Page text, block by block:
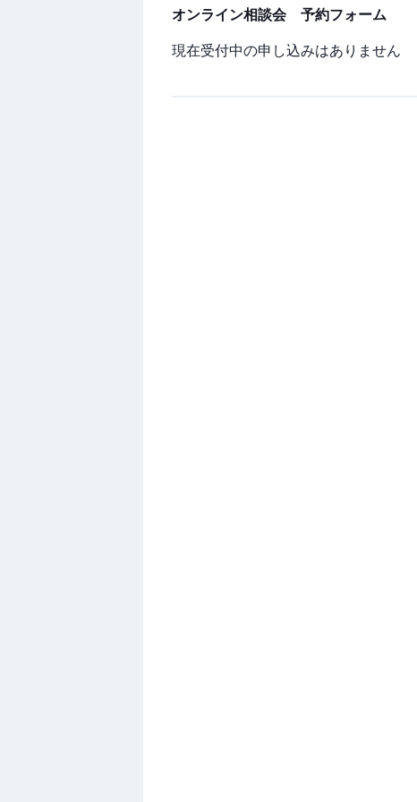
オンライン相談会 予約フォーム
現在受付中の申し込みはありません